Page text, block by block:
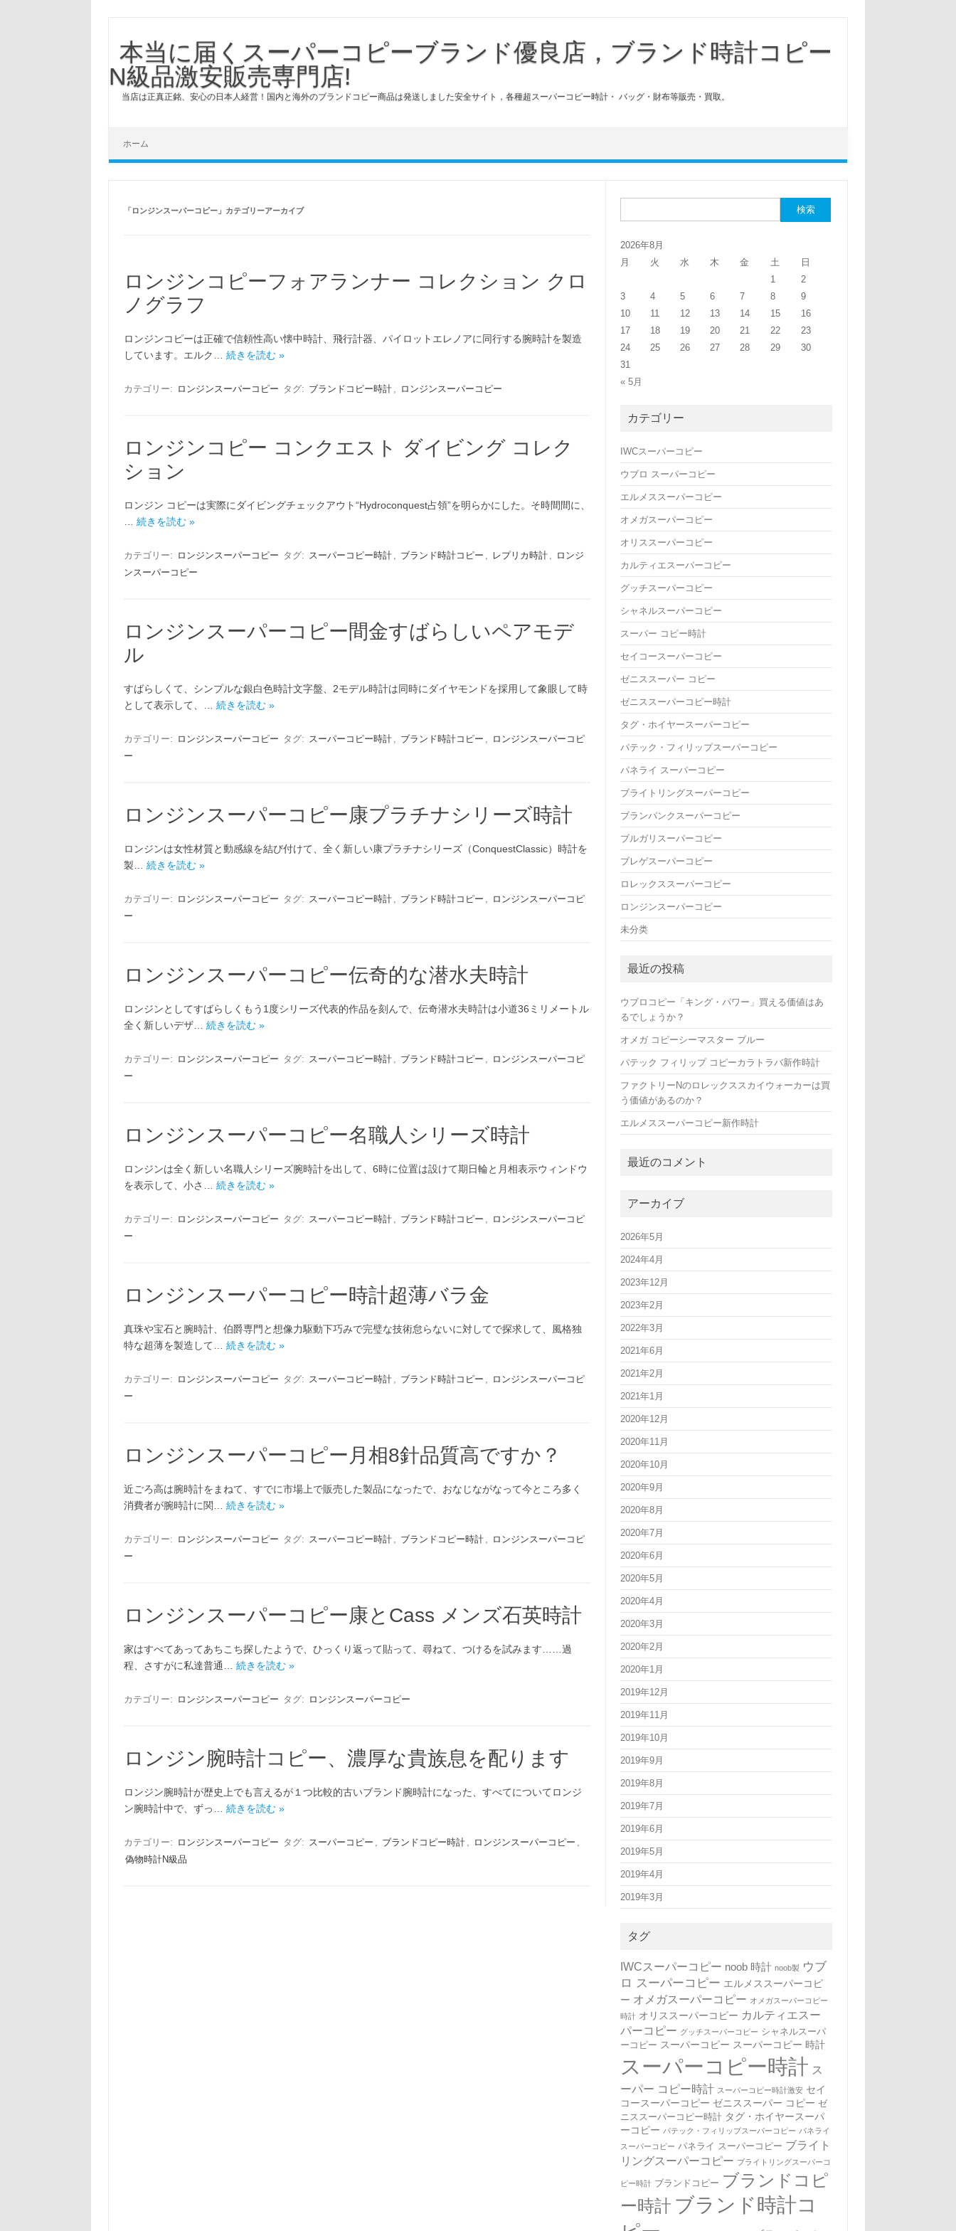
本当に届くスーパーコピーブランド優良店，ブランド時計コピー
N級品激安販売専門店!
当店は正真正銘、安心の日本人経営！国内と海外のブランドコピー商品は発送しました安全サイト，各種超スーパーコピー時計・ バッグ・財布等販売・買取。
ホーム
「ロンジンスーパーコピー」カテゴリーアーカイブ
ロンジンコピーフォアランナー コレクション クロ
ノグラフ
ロンジンコピーは正確で信頼性高い懐中時計、飛行計器、パイロットエレノアに同行する腕時計を製造
しています。エルク… 続きを読む »
カテゴリー: ロンジンスーパーコピー タグ: ブランドコピー時計 , ロンジンスーパーコピー
ロンジンコピー コンクエスト ダイビング コレク
ション
ロンジン コピーは実際にダイビングチェックアウト“Hydroconquest占領”を明らかにした。そ時間間に、
続きを読む »
カテゴリー: ロンジンスーパーコピー タグ: スーパーコピー時計 , ブランド時計コピー , レプリカ時計 , ロンジ
ンスーパーコピー
ロンジンスーパーコピー間金すばらしいペアモデ
ル
すばらしくて、シンプルな銀白色時計文字盤、2モデル時計は同時にダイヤモンドを採用して象眼して時
として表示して、… 続きを読む »
カテゴリー: ロンジンスーパーコピー タグ: スーパーコピー時計 , ブランド時計コピー , ロンジンスーパーコピ
ー
ロンジンスーパーコピー康プラチナシリーズ時計
ロンジンは女性材質と動感線を結び付けて、全く新しい康プラチナシリーズ（ConquestClassic）時計を
製… 続きを読む »
カテゴリー: ロンジンスーパーコピー タグ: スーパーコピー時計 , ブランド時計コピー , ロンジンスーパーコピ
ー
ロンジンスーパーコピー伝奇的な潜水夫時計
ロンジンとしてすばらしくもう1度シリーズ代表的作品を刻んで、伝奇潜水夫時計は小道36ミリメートル
全く新しいデザ… 続きを読む »
カテゴリー: ロンジンスーパーコピー タグ: スーパーコピー時計 , ブランド時計コピー , ロンジンスーパーコピ
ー
ロンジンスーパーコピー名職人シリーズ時計
ロンジンは全く新しい名職人シリーズ腕時計を出して、6時に位置は設けて期日輪と月相表示ウィンドウ
を表示して、小さ… 続きを読む »
カテゴリー: ロンジンスーパーコピー タグ: スーパーコピー時計 , ブランド時計コピー , ロンジンスーパーコピ
ー
ロンジンスーパーコピー時計超薄バラ金
真珠や宝石と腕時計、伯爵専門と想像力駆動下巧みで完璧な技術怠らないに対してで探求して、風格独
特な超薄を製造して… 続きを読む »
カテゴリー: ロンジンスーパーコピー タグ: スーパーコピー時計 , ブランド時計コピー , ロンジンスーパーコピ
ー
ロンジンスーパーコピー月相8針品質高ですか？
近ごろ高は腕時計をまねて、すでに市場上で販売した製品になったで、おなじながなって今ところ多く
消費者が腕時計に関… 続きを読む »
カテゴリー: ロンジンスーパーコピー タグ: スーパーコピー時計 , ブランドコピー時計 , ロンジンスーパーコピ
ー
ロンジンスーパーコピー康とCass メンズ石英時計
家はすべてあってあちこち探したようで、ひっくり返って貼って、尋ねて、つけるを試みます……過
程、さすがに私達普通… 続きを読む »
カテゴリー: ロンジンスーパーコピー タグ: ロンジンスーパーコピー
ロンジン腕時計コピー、濃厚な貴族息を配ります
ロンジン腕時計が歴史上でも言えるが１つ比較的古いブランド腕時計になった、すべてについてロンジ
ン腕時計中で、ずっ… 続きを読む »
カテゴリー: ロンジンスーパーコピー タグ: スーパーコピー , ブランドコピー時計 , ロンジンスーパーコピー ,
偽物時計N級品
2026年8月
月
火 水 木 金 土 日
« 5月
1
2
3
4 5 6 7 8
9
10
11 12 13 14 15
16
17
18 19 20 21 22
23
24
25 26 27 28 29
30
31
カテゴリー
IWCスーパーコピー
ウブロ スーパーコピー
エルメススーパーコピー
オメガスーパーコピー
オリススーパーコピー
カルティエスーパーコピー
グッチスーパーコピー
シャネルスーパーコピー
スーパー コピー時計
セイコースーパーコピー
ゼニススーパー コピー
ゼニススーパーコピー時計
タグ・ホイヤースーパーコピー
パテック・フィリップスーパーコピー
パネライ スーパーコピー
ブライトリングスーパーコピー
ブランパンクスーパーコピー
ブルガリスーパーコピー
ブレゲスーパーコピー
ロレックススーパーコピー
ロンジンスーパーコピー
未分类
最近の投稿
ウブロコピー「キング・パワー」買える価値はあ
るでしょうか？
オメガ コピーシーマスター ブルー
パテック フィリップ コピーカラトラバ新作時計
ファクトリーNのロレックススカイウォーカーは買
う価値があるのか？
エルメススーパーコピー新作時計
最近のコメント
アーカイブ
2026年5月
2024年4月
2023年12月
2023年2月
2022年3月
2021年6月
2021年2月
2021年1月
2020年12月
2020年11月
2020年10月
2020年9月
2020年8月
2020年7月
2020年6月
2020年5月
2020年4月
2020年3月
2020年2月
2020年1月
2019年12月
2019年11月
2019年10月
2019年9月
2019年8月
2019年7月
2019年6月
2019年5月
2019年4月
2019年3月
タグ
IWCスーパーコピー noob 時計 noob製 ウブ
ロ スーパーコピー エルメススーパーコピ
ー オメガスーパーコピー オメガスーパーコピー
時計 オリススーパーコピー カルティエスー
パーコピー グッチスーパーコピー シャネルスーパ
ーコピー スーパーコピー スーパーコピー 時計
スーパーコピー時計 ス
ーパー コピー時計 スーパーコピー時計激安 セイ
コースーパーコピー ゼニススーパー コピー ゼ
ニススーパーコピー時計 タグ・ホイヤースーパ
ーコピー パテック・フィリップスーパーコピー パネライ
スーパーコピー パネライ スーパーコピー ブライト
リングスーパーコピー ブライトリングスーパーコ
ピー時計 ブランドコピー ブランドコピ
ー時計 ブランド時計コ